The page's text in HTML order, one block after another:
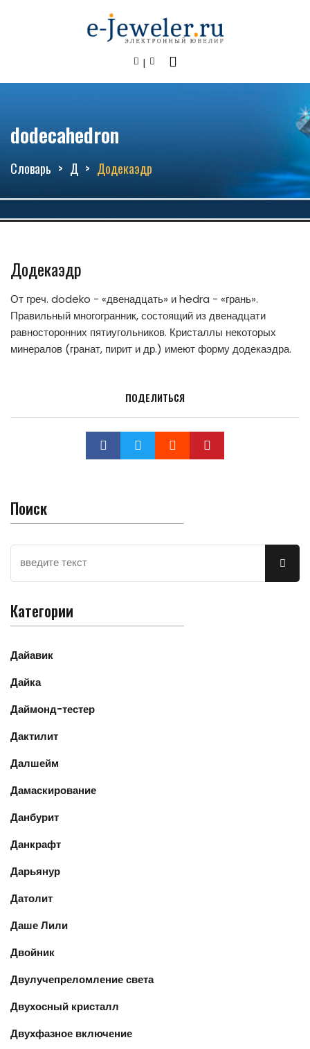
dodecahedron
Словарь Д Додекаэдр
Додекаэдр
От греч. dodeko - «двенадцать» и hedra - «грань».
Правильный многогранник, состоящий из двенадцати
равносторонних пятиугольников. Кристаллы некоторых
минералов (гранат, пирит и др.) имеют форму додекаэдра.
ПОДЕЛИТЬСЯ
Поиск
Категории
Дайавик
Дайка
Даймонд-тестер
Дактилит
Далшейм
Дамаскирование
Данбурит
Данкрафт
Дарьянур
Датолит
Даше Лили
Двойник
Двулучепреломление света
Двухосный кристалл
Двухфазное включение